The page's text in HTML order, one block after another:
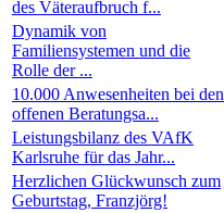
des Väteraufbruch f...
Dynamik von
Familiensystemen und die
Rolle der ...
10.000 Anwesenheiten bei den
offenen Beratungsa...
Leistungsbilanz des VAfK
Karlsruhe für das Jahr...
Herzlichen Glückwunsch zum
Geburtstag, Franzjörg!